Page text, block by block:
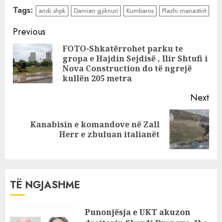
beton dhe tulla
Manastirit: Nga
bukuri natyrore u
mbyt me vila
luksoze, Idajet
Ismailaj dhe Andi
Gjiknuri
pushtojnë dhe
detin
Tags: andi shpk Damian gjiknuri Kumbaros Plazhi manastirit
Continue
Reading
Previous
FOTO-Shkatërrohet parku te
gropa e Hajdin Sejdisë , Ilir Shtufi i
Nova Construction do të ngrejë
kullën 205 metra
Next
NextKanabisin e komandove në Zall
Herr e zbuluan italianët
TË NGJASHME
Punonjësja e UKT akuzon